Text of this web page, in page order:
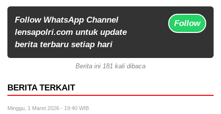
Follow WhatsApp Channel
lensapolri.com untuk update
berita terbaru setiap hari
Follow
Berita ini 181 kali dibaca
BERITA TERKAIT
Minggu, 1 Maret 2026 - 19:40 WIB